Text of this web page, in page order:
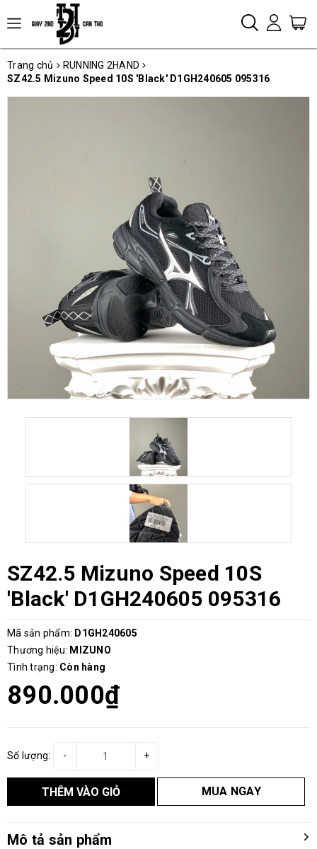
Trang chủ
RUNNING 2HAND
SZ42.5 Mizuno Speed 10S 'Black' D1GH240605 095316
SZ42.5 Mizuno Speed 10S
'Black' D1GH240605 095316
Mã sản phẩm: D1GH240605
Thương hiệu: MIZUNO
Tình trạng: Còn hàng
890.000₫
Số lượng: +
-
THÊM VÀO GIỎ MUA NGAY
Mô tả sản phẩm